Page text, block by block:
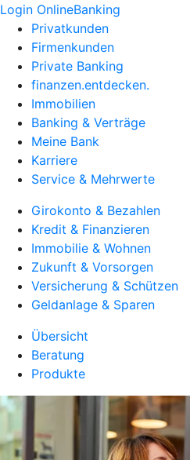
Login OnlineBanking
Privatkunden
Firmenkunden
Private Banking
finanzen.entdecken.
Immobilien
Banking & Verträge
Meine Bank
Karriere
Service & Mehrwerte
Girokonto & Bezahlen
Kredit & Finanzieren
Immobilie & Wohnen
Zukunft & Vorsorgen
Versicherung & Schützen
Geldanlage & Sparen
Übersicht
Beratung
Produkte